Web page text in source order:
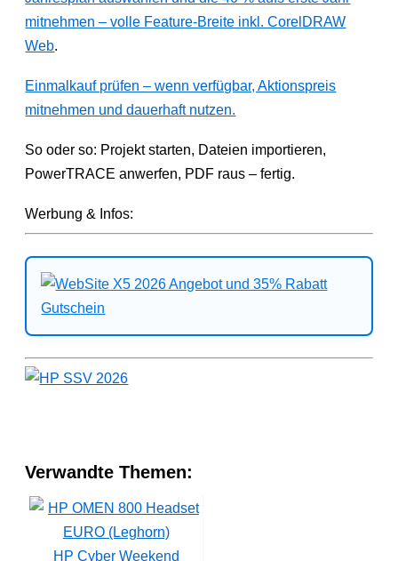
mitnehmen – volle Feature-Breite inkl. CorelDRAW
Web.
Einmalkauf prüfen – wenn verfügbar, Aktionspreis
mitnehmen und dauerhaft nutzen.
So oder so: Projekt starten, Dateien importieren,
PowerTRACE anwerfen, PDF raus – fertig.
Werbung & Infos:
Verwandte Themen:
HP Cyber Weekend